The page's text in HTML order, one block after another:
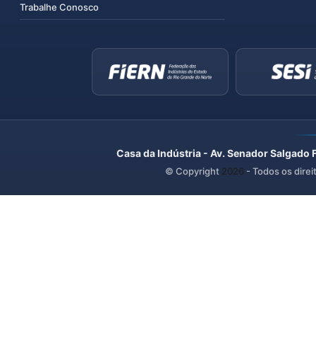
Trabalhe Conosco
Casa da Indústria - Av. Senador
© Copyright 2026 - Todos os